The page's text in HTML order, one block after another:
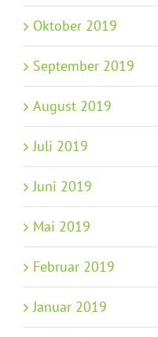
Oktober 2019
September 2019
August 2019
Juli 2019
Juni 2019
Mai 2019
Februar 2019
Januar 2019